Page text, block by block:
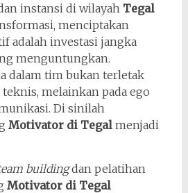
instansi di wilayah Tegal
menciptakan
adalah investasi jangka
menguntungkan.
dalam tim bukan terletak
melainkan pada ego
Di sinilah
Motivator di Tegalmenjadi
buildingdan pelatihan
Motivator di Tegal